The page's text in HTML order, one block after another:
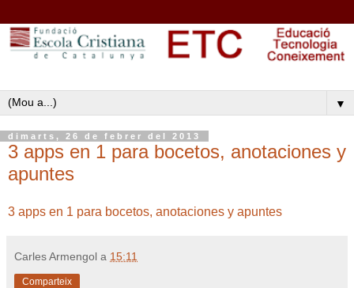
▼
dimarts, 26 de febrer del 2013
3 apps en 1 para bocetos, anotaciones y
apuntes
3 apps en 1 para bocetos, anotaciones y apuntes
Carles Armengol a 15:11
Comparteix